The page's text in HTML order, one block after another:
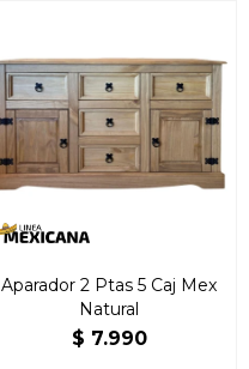
Aparador 2 Ptas 5 Caj Mex
Natural
$ 7.990